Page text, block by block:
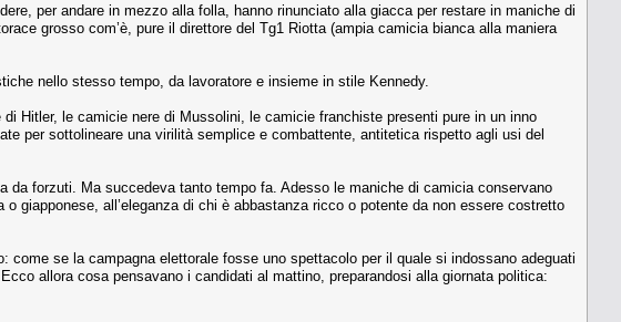
per andare in mezzo alla folla, hanno rinunciato alla giacca per restare in maniche di
grosso com’è, pure il direttore del Tg1 Riotta (ampia camicia bianca alla maniera
nello stesso tempo, da lavoratore e insieme in stile Kennedy.
Hitler, le camicie nere di Mussolini, le camicie franchiste presenti pure in un inno
per sottolineare una virilità semplice e combattente, antitetica rispetto agli usi del
forzuti. Ma succedeva tanto tempo fa. Adesso le maniche di camicia conservano
giapponese, all’eleganza di chi è abbastanza ricco o potente da non essere costretto
se la campagna elettorale fosse uno spettacolo per il quale si indossano adeguati
allora cosa pensavano i candidati al mattino, preparandosi alla giornata politica: